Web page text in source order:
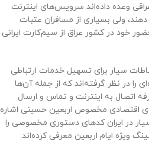
وعده داده‌اند سرویس‌های اینترنت
دهند، ولی بسیاری از مسافران عتبات
خود در کشور عراق از سیم‌کارت ایرانی
بزرگ ارتباطات سیار برای تسهیل خدمات ارتباطی
در نظر گرفته‌اند که از جمله آن‌ها
۷۵ درصدی تعرفه اتصال به اینترنت و تماس و ارسال
اقتصادی مخصوص اربعین حسینی اشاره
سیار در ایران کدهای دستوری مخصوصی را
ویژه ایام اربعین معرفی کرده‌اند.